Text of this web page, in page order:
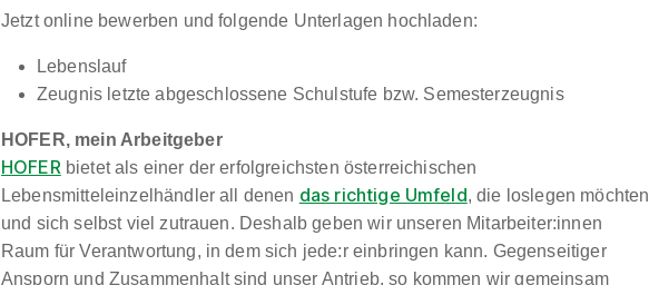
Jetzt online bewerben und folgende Unterlagen hochladen:
Lebenslauf
Zeugnis letzte abgeschlossene Schulstufe bzw. Semesterzeugnis
HOFER, mein Arbeitgeber
HOFER bietet als einer der erfolgreichsten österreichischen
Lebensmitteleinzelhändler all denen das richtige Umfeld, die loslegen möchten
und sich selbst viel zutrauen. Deshalb geben wir unseren Mitarbeiter:innen
Raum für Verantwortung, in dem sich jede:r einbringen kann. Gegenseitiger
Ansporn und Zusammenhalt sind unser Antrieb, so kommen wir gemeinsam